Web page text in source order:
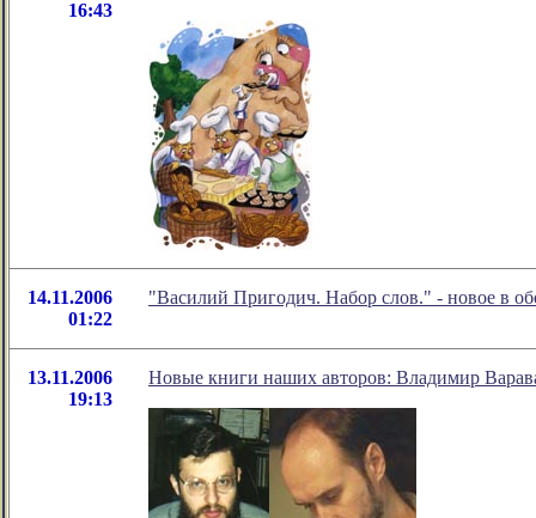
16:43
14.11.2006
01:22
"Василий Пригодич. Набор слов." - новое в
13.11.2006
19:13
Новые книги наших авторов: Владимир